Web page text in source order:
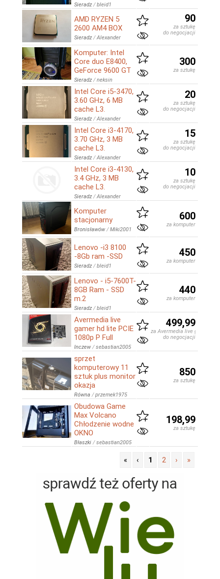
Sieradz /bleid1
AMD RYZEN 5
2600 AM4 BOX
Sieradz /Alexander
90
za sztukę
do negocjacji
Komputer: Intel
Core duo E8400,
GeForce 9600 GT
Sieradz /neksin
300
za sztukę
Intel Core i5-3470,
3.60 GHz, 6 MB
cache L3.
Sieradz /Alexander
20
za sztukę
do negocjacji
Intel Core i3-4170,
3.70 GHz, 3 MB
cache L3.
Sieradz /Alexander
15
za sztukę
do negocjacji
Intel Core i3-4130,
3.4 GHz, 3 MB
cache L3.
Sieradz /Alexander
10
za sztukę
do negocjacji
Komputer
stacjonarny
Bronisławów /Miki2001
600
za komputer
Lenovo -i3 8100
-8Gb ram -SSD
Sieradz /bleid1
450
za komputer
Lenovo - i5-7600T-
8GB Ram - SSD
m.2
Sieradz /bleid1
440
za komputer
Avermedia live
gamer hd lite PCIE
1080p P Full
Inczew /sebastian2005
499,99
za Avermedia live gamer hd
do negocjacji
sprzet
komputerowy 11
sztuk plus monitor
okazja
Równa /przemek1975
850
za sztukę
Obudowa Game
Max Volcano
Chłodzenie wodne
OKNO
Błaszki /sebastian2005
198,99
za sztukę
« ‹ 1 2 › »